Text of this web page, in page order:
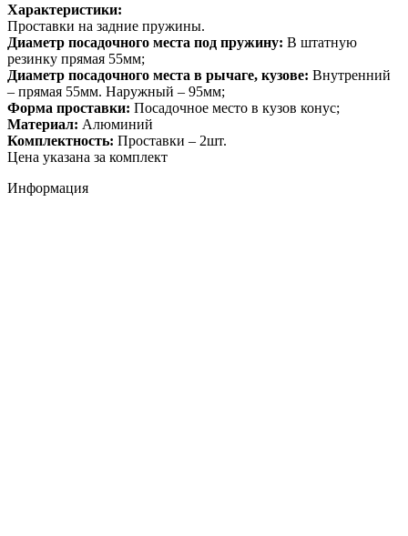
Характеристики:
Проставки на задние пружины.
Диаметр посадочного места под пружину: В штатную
резинку прямая 55мм;
Диаметр посадочного места в рычаге, кузове: Внутренний
– прямая 55мм. Наружный – 95мм;
Форма проставки: Посадочное место в кузов конус;
Материал: Алюминий
Комплектность: Проставки – 2шт.
Цена указана за комплект
Информация